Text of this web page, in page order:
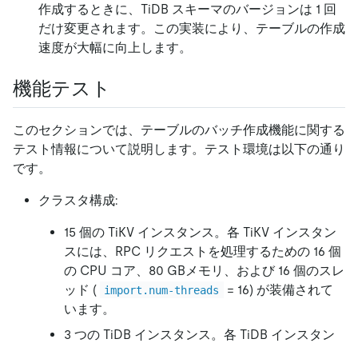
作成するときに、TiDB スキーマのバージョンは 1 回
だけ変更されます。この実装により、テーブルの作成
速度が大幅に向上します。
機能テスト
このセクションでは、テーブルのバッチ作成機能に関する
テスト情報について説明します。テスト環境は以下の通り
です。
クラスタ構成:
15 個の TiKV インスタンス。各 TiKV インスタン
スには、RPC リクエストを処理するための 16 個
の CPU コア、80 GBメモリ、および 16 個のスレ
ッド (
import.num-threads
= 16) が装備されて
います。
3 つの TiDB インスタンス。各 TiDB インスタン